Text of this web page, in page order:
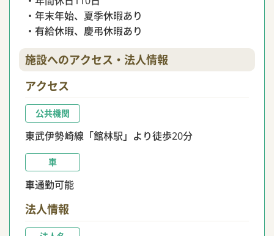
・年末年始、夏季休暇あり
・有給休暇、慶弔休暇あり
施設へのアクセス・法人情報
アクセス
公共機関
東武伊勢崎線「館林駅」より徒歩20分
車
車通勤可能
法人情報